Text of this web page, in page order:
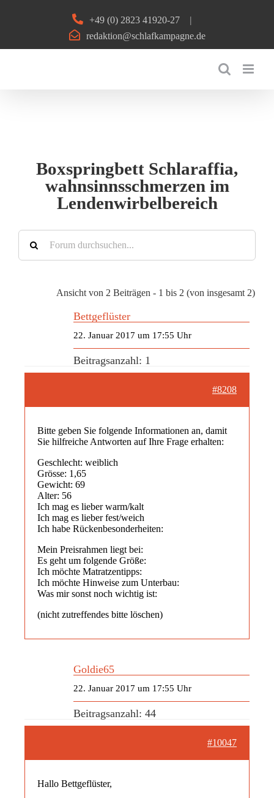
+49 (0) 2823 41920-27
|
redaktion@schlafkampagne.de
Boxspringbett Schlaraffia,
wahnsinnsschmerzen im
Lendenwirbelbereich
Ansicht von 2 Beiträgen - 1 bis 2 (von insgesamt 2)
Bettgeflüster
22. Januar 2017 um 17:55 Uhr
Beitragsanzahl: 1
#8208
Bitte geben Sie folgende Informationen an, damit
Sie hilfreiche Antworten auf Ihre Frage erhalten:
Geschlecht: weiblich
Grösse: 1,65
Gewicht: 69
Alter: 56
Ich mag es lieber warm/kalt
Ich mag es lieber fest/weich
Ich habe Rückenbesonderheiten:
Mein Preisrahmen liegt bei:
Es geht um folgende Größe:
Ich möchte Matratzentipps:
Ich möchte Hinweise zum Unterbau:
Was mir sonst noch wichtig ist:
(nicht zutreffendes bitte löschen)
Goldie65
22. Januar 2017 um 17:55 Uhr
Beitragsanzahl: 44
#10047
Hallo Bettgeflüster,